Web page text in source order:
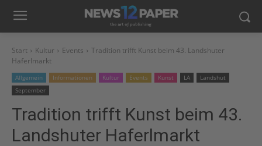
Start Kultur Events
Tradition trifft Kunst beim 43. Landshuter
Haferlmarkt
Allgemein Informationen Kultur Events Kunst LA
Landshut
September
Tradition trifft Kunst beim 43.
Landshuter Haferlmarkt